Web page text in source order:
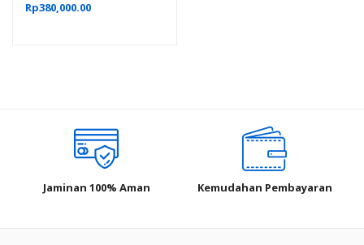
Gantung Mundo Toko
Rp380,000.00
Jaminan 100% Aman Kemudahan Pembayaran